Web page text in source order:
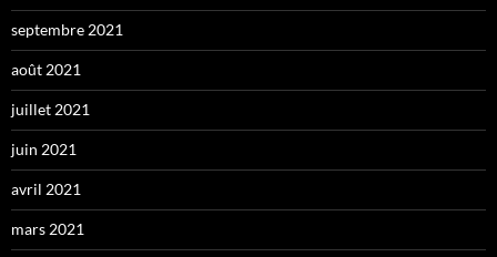
septembre 2021
août 2021
juillet 2021
juin 2021
avril 2021
mars 2021